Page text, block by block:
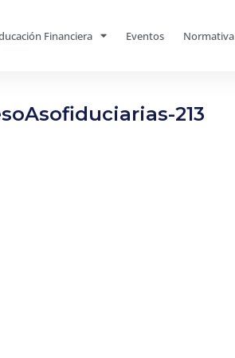
Financiera Eventos Normativa
213